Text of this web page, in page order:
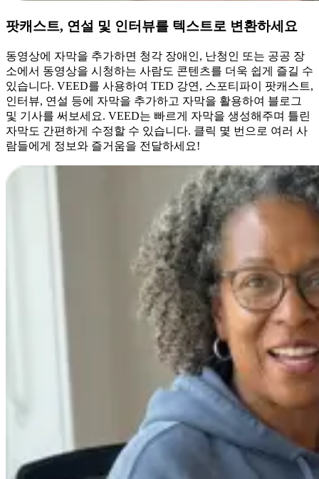
팟캐스트, 연설 및 인터뷰를 텍스트로 변환하세요
동영상에 자막을 추가하면 청각 장애인, 난청인 또는 공공 장
소에서 동영상을 시청하는 사람도 콘텐츠를 더욱 쉽게 즐길 수
있습니다. VEED를 사용하여 TED 강연, 스포티파이 팟캐스트,
인터뷰, 연설 등에 자막을 추가하고 자막을 활용하여 블로그
및 기사를 써보세요. VEED는 빠르게 자막을 생성해주며 틀린
자막도 간편하게 수정할 수 있습니다. 클릭 몇 번으로 여러 사
람들에게 정보와 즐거움을 전달하세요!